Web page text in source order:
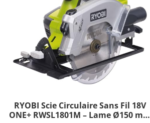
RYOBI Scie Circulaire Sans Fil 18V
ONE+ RWSL1801M – Lame Ø150 mm